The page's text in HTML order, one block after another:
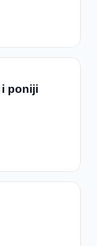
poniji